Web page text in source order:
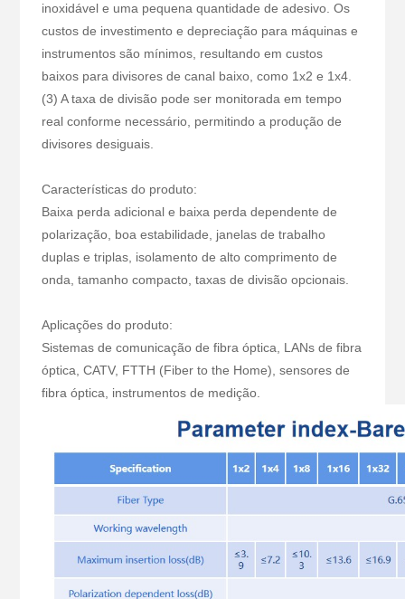
inoxidável e uma pequena quantidade de adesivo. Os
custos de investimento e depreciação para máquinas e
instrumentos são mínimos, resultando em custos
baixos para divisores de canal baixo, como 1x2 e 1x4.
(3) A taxa de divisão pode ser monitorada em tempo
real conforme necessário, permitindo a produção de
divisores desiguais.
Características do produto:
Baixa perda adicional e baixa perda dependente de
polarização, boa estabilidade, janelas de trabalho
duplas e triplas, isolamento de alto comprimento de
onda, tamanho compacto, taxas de divisão opcionais.
Aplicações do produto:
Sistemas de comunicação de fibra óptica, LANs de fibra
óptica, CATV, FTTH (Fiber to the Home), sensores de
fibra óptica, instrumentos de medição.